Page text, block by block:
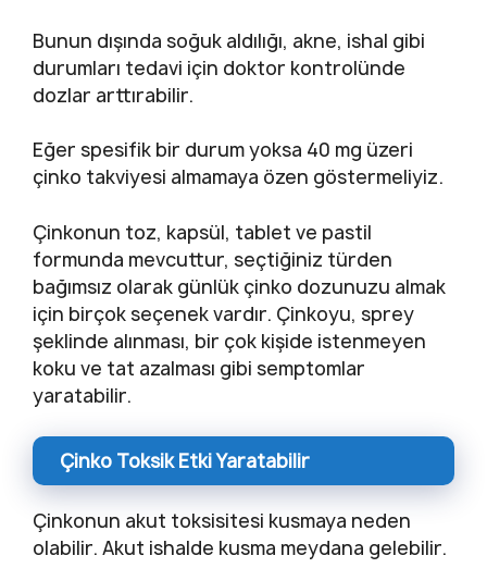
Bunun dışında soğuk aldılığı, akne, ishal gibi
durumları tedavi için doktor kontrolünde
dozlar arttırabilir.
Eğer spesifik bir durum yoksa 40 mg üzeri
çinko takviyesi almamaya özen göstermeliyiz.
Çinkonun toz, kapsül, tablet ve pastil
formunda mevcuttur, seçtiğiniz türden
bağımsız olarak günlük çinko dozunuzu almak
için birçok seçenek vardır. Çinkoyu, sprey
şeklinde alınması, bir çok kişide istenmeyen
koku ve tat azalması gibi semptomlar
yaratabilir.
Çinko Toksik Etki Yaratabilir
Çinkonun akut toksisitesi kusmaya neden
olabilir. Akut ishalde kusma meydana gelebilir.